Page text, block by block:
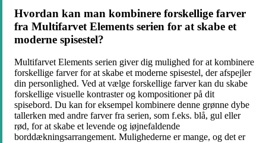
Hvordan kan man kombinere forskellige farver
fra Multifarvet Elements serien for at skabe et
moderne spisestel?
Multifarvet Elements serien giver dig mulighed for at kombinere
forskellige farver for at skabe et moderne spisestel, der afspejler
din personlighed. Ved at vælge forskellige farver kan du skabe
forskellige visuelle kontraster og kompositioner på dit
spisebord. Du kan for eksempel kombinere denne grønne dybe
tallerken med andre farver fra serien, som f.eks. blå, gul eller
rød, for at skabe et levende og iøjnefaldende
borddækningsarrangement. Mulighederne er mange, og det er